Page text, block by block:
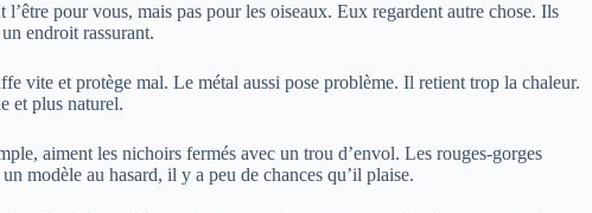
pour vous, mais pas pour les oiseaux. Eux regardent autre chose. Ils
endroit rassurant.
vite et protège mal. Le métal aussi pose problème. Il retient trop la chaleur.
et plus naturel.
aiment les nichoirs fermés avec un trou d’envol. Les rouges-gorges
modèle au hasard, il y a peu de chances qu’il plaise.